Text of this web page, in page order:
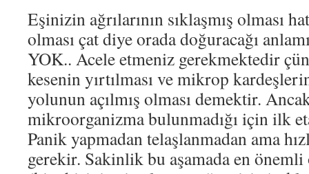
Eşinizin ağrılarının sıklaşmış olması
olması çat diye orada doğuracağı
YOK.. Acele etmeniz gerekmektedir
kesenin yırtılması ve mikrop
yolunun açılmış olması demektir.
mikroorganizma bulunmadığı için ilk
Panik yapmadan telaşlanmadan ama
gerekir. Sakinlik bu aşamada en